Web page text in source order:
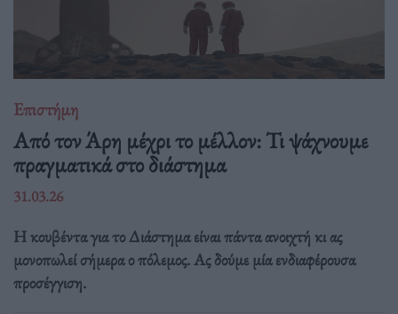
Επιστήμη
Από τον Άρη μέχρι το μέλλον: Τι ψάχνουμε
πραγματικά στο διάστημα
31.03.26
Η κουβέντα για το Διάστημα είναι πάντα ανοιχτή κι ας
μονοπωλεί σήμερα ο πόλεμος. Ας δούμε μία ενδιαφέρουσα
προσέγγιση.